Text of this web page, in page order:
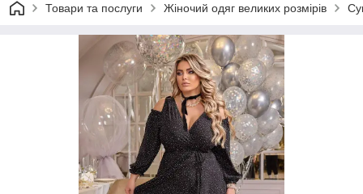
Товари та послуги Жіночий одяг великих розмірів